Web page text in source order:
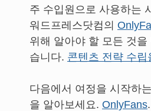
주 수입원으로 사용하는
워드프레스닷컴의
위해 알아야 할 모든 것을
습니다. 콘텐츠 전략 수립
다음에서 여정을 시작하
을 알아보세요. OnlyFans.